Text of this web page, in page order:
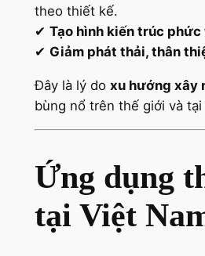
theo thiết kế.
✔ Tạo hình kiến trúc phức
✔ Giảm phát thải, thân
Đây là lý do xu hướng xây
bùng nổ trên thế giới và tại
Ứng dụng
tại Việt